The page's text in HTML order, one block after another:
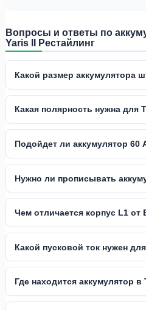
Вопросы и ответы по
Yaris II Рестайлинг
Какой размер аккумулятора
Какая полярность нужна для
Подойдет ли аккумулятор 60
Нужно ли прописывать
Чем отличается корпус L1 от
Какой пусковой ток нужен
Где находится аккумулятор в